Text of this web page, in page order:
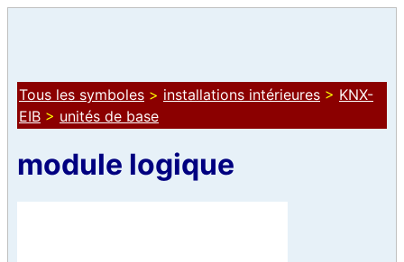
Tous les symboles > installations intérieures > KNX-
EIB > unités de base
module logique